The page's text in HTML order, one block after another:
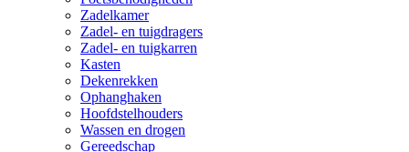
Zadelkamer
Zadel- en tuigdragers
Zadel- en tuigkarren
Kasten
Dekenrekken
Ophanghaken
Hoofdstelhouders
Wassen en drogen
Gereedschap